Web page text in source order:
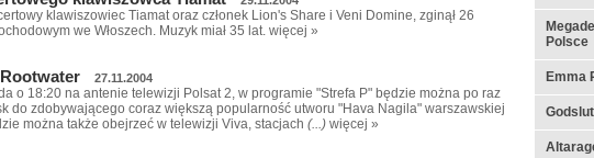
klawiszowiec Tiamat oraz członek Lion's Share i Veni Domine, zginął 26
we Włoszech. Muzyk miał 35 lat. więcej »
27.11.2004
o 18:20 na antenie telewizji Polsat 2, w programie "Strefa P" będzie można po raz
do zdobywającego coraz większą popularność utworu "Hava Nagila" warszawskiej
można także obejrzeć w telewizji Viva, stacjach (...) więcej »
Polsce
Emma